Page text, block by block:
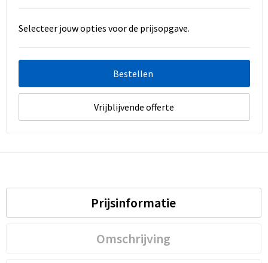
Selecteer jouw opties voor de prijsopgave.
Bestellen
Vrijblijvende offerte
Prijsinformatie
Omschrijving